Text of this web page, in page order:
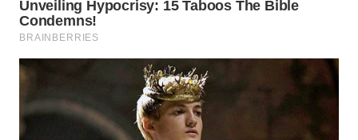
WN
CIREBON